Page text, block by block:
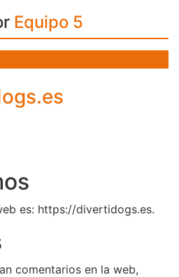
Equipo 5
es: https://divertidogs.es.
comentarios en la web,